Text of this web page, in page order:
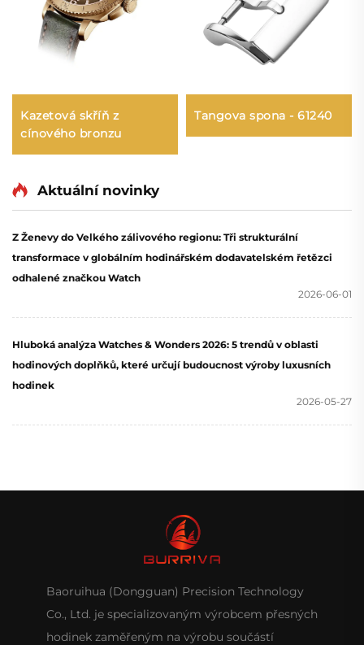
Kazetová skříň z
cínového bronzu
Tangova spona - 61240
Aktuální novinky
Z Ženevy do Velkého zálivového regionu: Tři strukturální
transformace v globálním hodinářském dodavatelském řetězci
odhalené značkou Watch
2026-06-01
Hluboká analýza Watches & Wonders 2026: 5 trendů v oblasti
hodinových doplňků, které určují budoucnost výroby luxusních
hodinek
2026-05-27
Baoruihua (Dongguan) Precision Technology
Co., Ltd. je specializovaným výrobcem přesných
hodinek zaměřeným na výrobu součástí